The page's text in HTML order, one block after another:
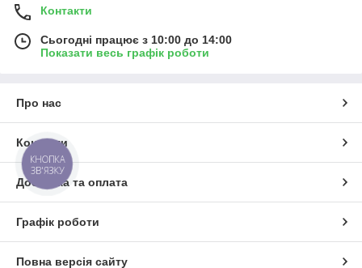
Контакти
Сьогодні працює з 10:00 до 14:00
Показати весь графік роботи
Про нас
Контакти
Доставка та оплата
Графік роботи
Повна версія сайту
КНОПКА
ЗВ'ЯЗКУ